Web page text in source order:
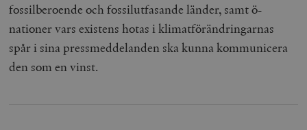
fossilberoende och fossilutfasande länder, samt ö-
nationer vars existens hotas i klimatförändringarnas
spår i sina pressmeddelanden ska kunna kommunicera
den som en vinst.